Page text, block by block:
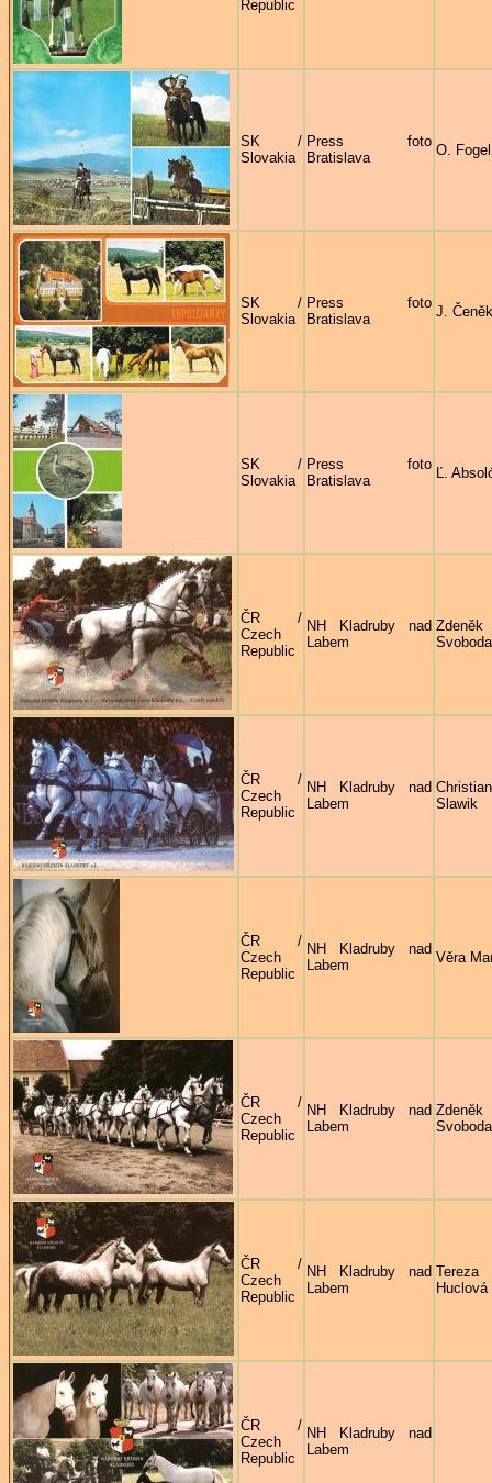
Republic
SK /
Slovakia
Press foto
Bratislava
O. Fogel
SK /
Slovakia
Press foto
Bratislava
J. Čeněk
SK /
Slovakia
Press foto
Bratislava
Ľ.
ČR /
Czech
Republic
NH Kladruby nad
Labem
Zdeněk
Svoboda
ČR /
Czech
Republic
NH Kladruby nad
Labem
Slawik
ČR /
Czech
Republic
NH Kladruby nad
Labem
Věra
ČR /
Czech
Republic
NH Kladruby nad
Labem
Zdeněk
Svoboda
ČR /
Czech
Republic
NH Kladruby nad
Labem
Tereza
Huclová
ČR /
Czech
Republic
NH Kladruby nad
Labem